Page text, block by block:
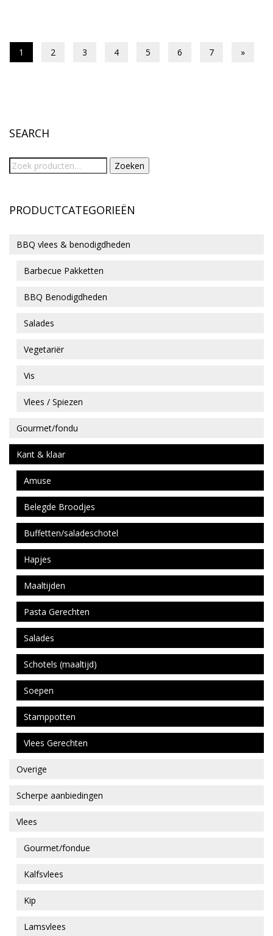
1 2 3 4 5 6 7 »
SEARCH
Zoeken
PRODUCTCATEGORIEËN
BBQ vlees & benodigdheden
Barbecue Pakketten
BBQ Benodigdheden
Salades
Vegetariër
Vis
Vlees / Spiezen
Gourmet/fondu
Kant & klaar
Amuse
Belegde Broodjes
Buffetten/saladeschotel
Hapjes
Maaltijden
Pasta Gerechten
Salades
Schotels (maaltijd)
Soepen
Stamppotten
Vlees Gerechten
Overige
Scherpe aanbiedingen
Vlees
Gourmet/fondue
Kalfsvlees
Kip
Lamsvlees